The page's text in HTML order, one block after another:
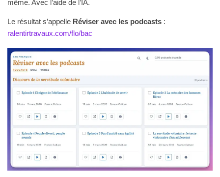
même. Avec l’aide de l’IA.
Le résultat s’appelle Réviser avec les podcasts :
ralentirtravaux.com/flo/bac